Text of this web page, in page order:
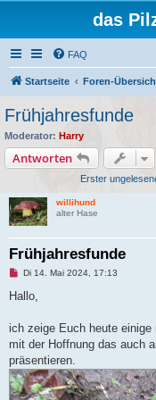
das
FAQ
Startseite Foren-
Frühjahresfunde
Moderator: Harry
Antworten
Erster
willihund
alter Hase
Frühjahresfunde
U
g
e
e
n
e
r
B
Di 14. Mai 2024, 17:13
Hallo,
ich zeige Euch heute einige
mit der Hoffnung das auch
präsentieren.